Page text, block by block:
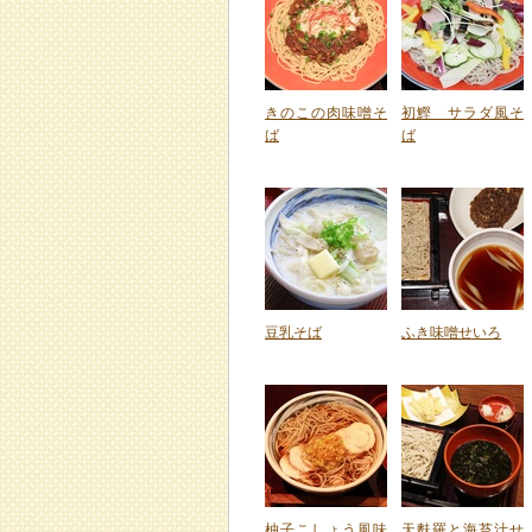
きのこの肉味噌そ
ば
初鰹 サラダ風そ
ば
豆乳そば ふき味噌せいろ